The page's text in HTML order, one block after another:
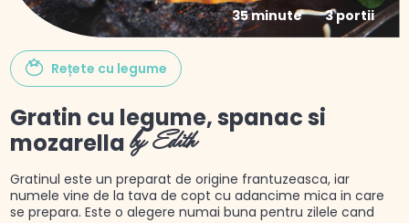
35 minute 3 portii
Rețete cu legume
Gratin cu legume, spanac si
mozarella by Edith
Gratinul este un preparat de origine frantuzeasca, iar
numele vine de la tava de copt cu adancime mica in care
se prepara. Este o alegere numai buna pentru zilele cand